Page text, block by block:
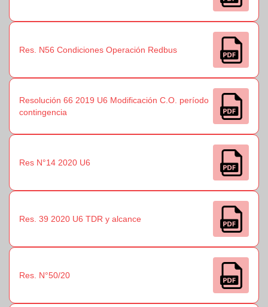
Res. N56 Condiciones Operación Redbus
Resolución 66 2019 U6 Modificación C.O. período
contingencia
Res N°14 2020 U6
Res. 39 2020 U6 TDR y alcance
Res. N°50/20